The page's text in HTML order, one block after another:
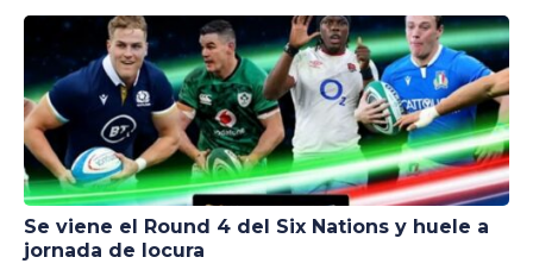
Se viene el Round 4 del Six Nations y huele a
jornada de locura